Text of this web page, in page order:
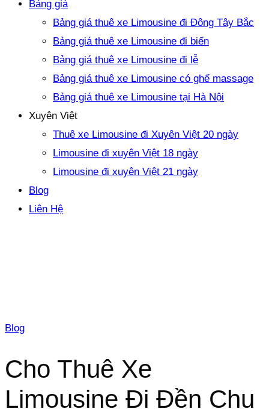
Bảng giá
Bảng giá thuê xe Limousine đi Đông Tây Bắc
Bảng giá thuê xe Limousine đi biển
Bảng giá thuê xe Limousine đi lễ
Bảng giá thuê xe Limousine có ghế massage
Bảng giá thuê xe Limousine tại Hà Nội
Xuyên Việt
Thuê xe Limousine đi Xuyên Việt 20 ngày
Limousine đi xuyên Việt 18 ngày
Limousine đi xuyên Việt 21 ngày
Blog
Liên Hệ
Blog
Cho Thuê Xe
Limousine Đi Đền Chu